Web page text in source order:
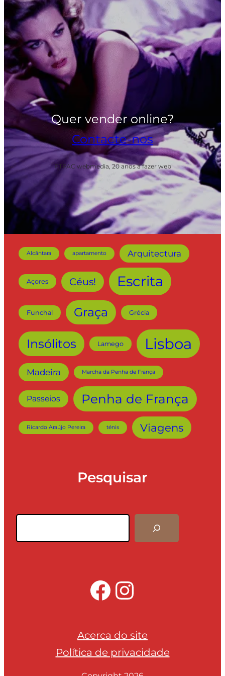
Quer vender online?
Contacte-nos
PTPAC webmedia, 20 anos a fazer web
Alcântara apartamento Arquitectura
Açores Céus! Escrita
Funchal Graça Grécia
Insólitos Lamego Lisboa
Madeira Marcha da Penha de França
Passeios Penha de França
Ricardo Araújo Pereira ténis Viagens
Pesquisar
Facebook
Acerca do site
Política de privacidade